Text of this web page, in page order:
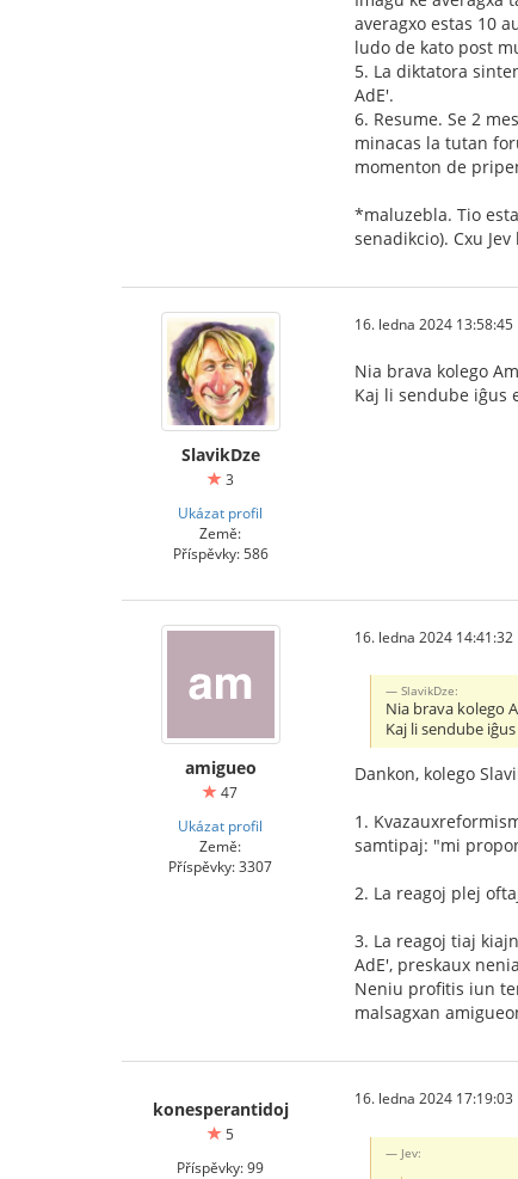
averagxo estas 10
ludo de kato post
5. La diktatora
AdE'.
6. Resume. Se 2
minacas la tutan
momenton de
*maluzebla. Tio
senadikcio). Cxu Jev
SlavikDze
3
Ukázat profil
Země:
Příspěvky: 586
16. ledna 2024 13:58:45
Nia brava kolego
Kaj li sendube iĝus
amigueo
47
Ukázat profil
Země:
Příspěvky: 3307
16. ledna 2024 14:41:32
SlavikDze:
Nia brava kolego
Kaj li sendube
Dankon, kolego
1.
samtipaj: "mi
2. La reagoj plej
3. La reagoj tiaj
AdE', preskaux
Neniu profitis iun
malsagxan
konesperantidoj
5
Příspěvky: 99
16. ledna 2024 17:19:03
Jev: